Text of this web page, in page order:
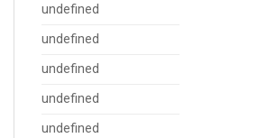
undefined
undefined
undefined
undefined
undefined